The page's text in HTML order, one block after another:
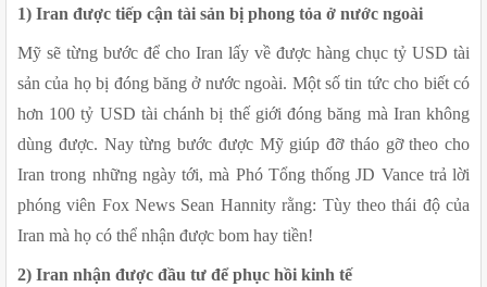
1) Iran được tiếp cận tài sản bị phong tỏa ở nước ngoài
Mỹ sẽ từng bước để cho Iran lấy về được hàng chục tỷ USD tài
sản của họ bị đóng băng ở nước ngoài. Một số tin tức cho biết có
hơn 100 tỷ USD tài chánh bị thế giới đóng băng mà Iran không
dùng được. Nay từng bước được Mỹ giúp đỡ tháo gỡ theo cho
Iran trong những ngày tới, mà Phó Tổng thống JD Vance trả lời
phóng viên Fox News Sean Hannity rằng: Tùy theo thái độ của
Iran mà họ có thể nhận được bom hay tiền!
2) Iran nhận được đầu tư để phục hồi kinh tế